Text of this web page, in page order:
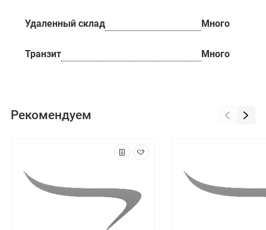
Удаленный склад Много
Транзит Много
Рекомендуем